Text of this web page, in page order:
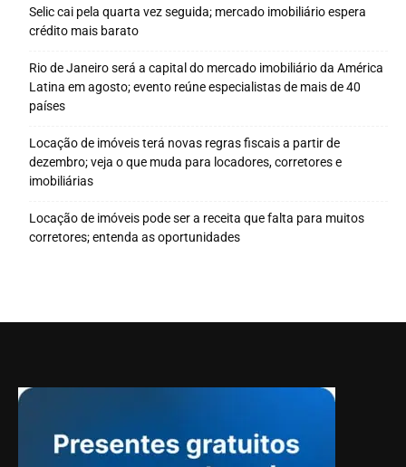
Selic cai pela quarta vez seguida; mercado imobiliário espera
crédito mais barato
Rio de Janeiro será a capital do mercado imobiliário da América
Latina em agosto; evento reúne especialistas de mais de 40
países
Locação de imóveis terá novas regras fiscais a partir de
dezembro; veja o que muda para locadores, corretores e
imobiliárias
Locação de imóveis pode ser a receita que falta para muitos
corretores; entenda as oportunidades